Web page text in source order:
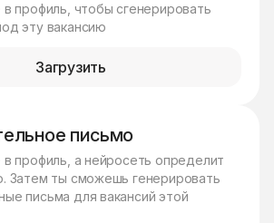
профиль, чтобы сгенерировать
эту вакансию
Загрузить
письмо
профиль, а нейросеть определит
Затем ты сможешь генерировать
письма для вакансий этой